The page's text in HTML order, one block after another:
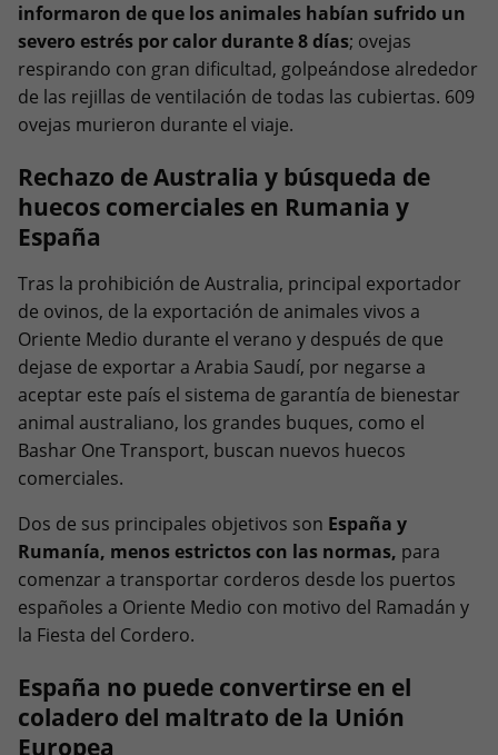
informaron de que los animales habían sufrido un
severo estrés por calor durante 8 días; ovejas
respirando con gran dificultad, golpeándose alrededor
de las rejillas de ventilación de todas las cubiertas. 609
ovejas murieron durante el viaje.
Rechazo de Australia y búsqueda de
huecos comerciales en Rumania y
España
Tras la prohibición de Australia, principal exportador
de ovinos, de la exportación de animales vivos a
Oriente Medio durante el verano y después de que
dejase de exportar a Arabia Saudí, por negarse a
aceptar este país el sistema de garantía de bienestar
animal australiano, los grandes buques, como el
Bashar One Transport, buscan nuevos huecos
comerciales.
Dos de sus principales objetivos son España y
Rumanía, menos estrictos con las normas, para
comenzar a transportar corderos desde los puertos
españoles a Oriente Medio con motivo del Ramadán y
la Fiesta del Cordero.
España no puede convertirse en el
coladero del maltrato de la Unión
Europea